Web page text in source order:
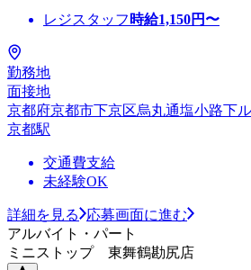
レジスタッフ 時給1,150円〜
勤務地
面接地
京都府京都市下京区烏丸通塩小路下
京都駅
交通費支給
未経験OK
詳細を見る
応募画面に進む
アルバイト・パート
ミニストップ 東舞鶴勘尻店